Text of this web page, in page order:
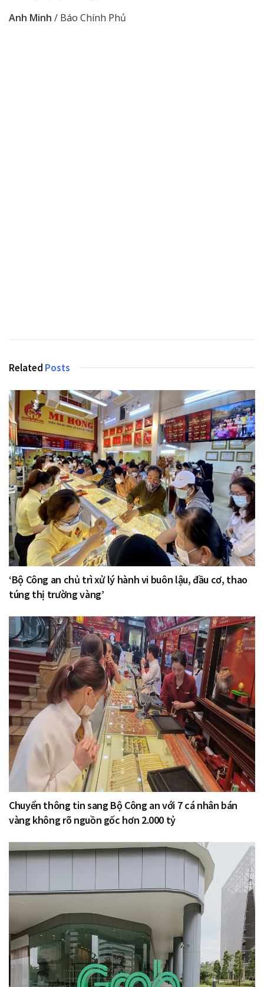
Anh Minh / Báo Chính Phủ
Related Posts
‘Bộ Công an chủ trì xử lý hành vi buôn lậu, đầu cơ, thao
túng thị trường vàng’
Chuyển thông tin sang Bộ Công an với 7 cá nhân bán
vàng không rõ nguồn gốc hơn 2.000 tỷ